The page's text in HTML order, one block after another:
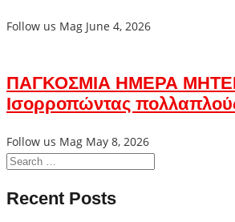
Follow us Mag June 4, 2026
ΠΑΓΚΟΣΜΙΑ ΗΜΕΡΑ
Ισορροπώντας
Follow us Mag May 8, 2026
Recent Posts